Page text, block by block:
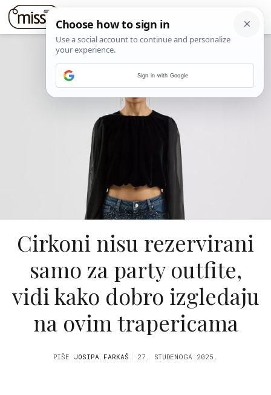
Cirkoni nisu rezervirani
samo za party outfite,
vidi kako dobro izgledaju
na ovim trapericama
PIŠE JOSIPA FARKAŠ 27. STUDENOGA 2025.
Sign in with Google